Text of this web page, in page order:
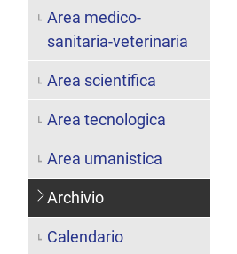
Area medico-
sanitaria-veterinaria
Area scientifica
Area tecnologica
Area umanistica
Archivio
Calendario